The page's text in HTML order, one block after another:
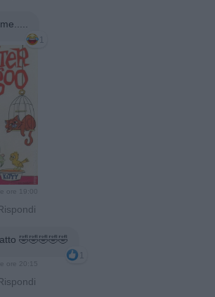
1
ore 19:00
🤣🤣🤣🤣🤣
1
ore 20:15